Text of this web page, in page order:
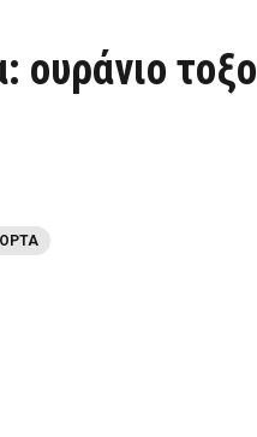
ουράνιο τοξο